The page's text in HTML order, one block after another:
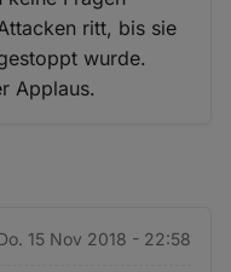
ritt, bis sie
wurde.
Applaus.
15 Nov 2018 - 22:58